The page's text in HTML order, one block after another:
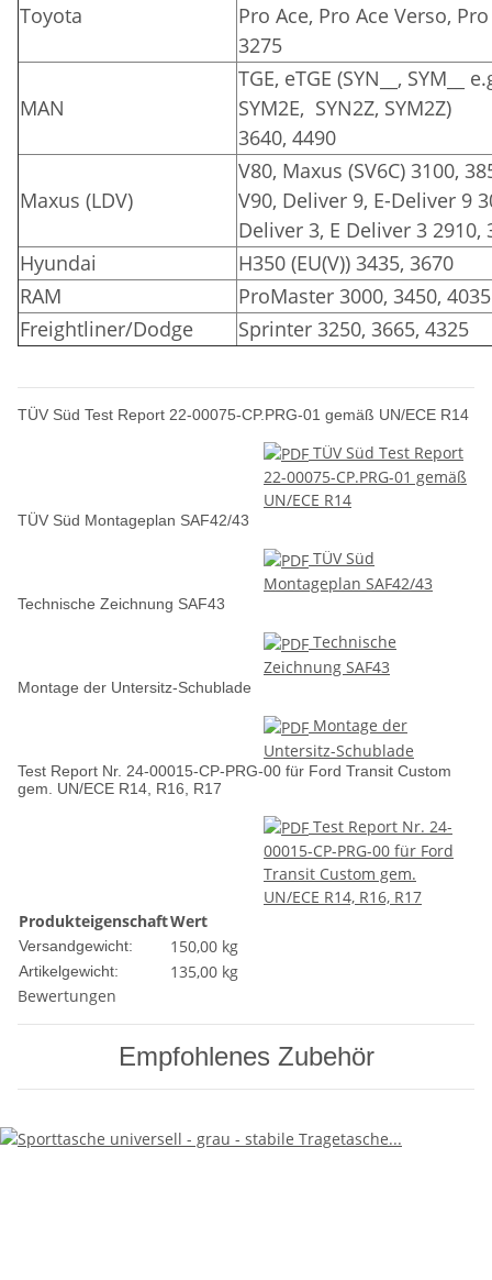
Toyota
Pro Ace, Pro Ace Verso,
3275
MAN
TGE, eTGE (SYN__, SYM__
SYM2E, SYN2Z, SYM2Z)
3640, 4490
Maxus (LDV)
V80, Maxus (SV6C) 3100,
V90, Deliver 9, E-Deliver 9
Deliver 3, E Deliver 3 2910,
Hyundai
H350 (EU(V)) 3435, 3670
RAM
ProMaster 3000, 3450, 4035
Freightliner/Dodge
Sprinter 3250, 3665, 4325
TÜV Süd Test Report 22-00075-CP.PRG-01 gemäß UN/ECE R14
TÜV Süd Test Report
22-00075-CP.PRG-01 gemäß
UN/ECE R14
TÜV Süd Montageplan SAF42/43
TÜV Süd
Montageplan SAF42/43
Technische Zeichnung SAF43
Technische
Zeichnung SAF43
Montage der Untersitz-Schublade
Montage der
Untersitz-Schublade
Test Report Nr. 24-00015-CP-PRG-00 für Ford Transit Custom
gem. UN/ECE R14, R16, R17
Test Report Nr. 24-
00015-CP-PRG-00 für Ford
Transit Custom gem.
UN/ECE R14, R16, R17
ProdukteigenschaftWert
Versandgewicht: 150,00 kg
Artikelgewicht: 135,00 kg
Bewertungen
Empfohlenes Zubehör